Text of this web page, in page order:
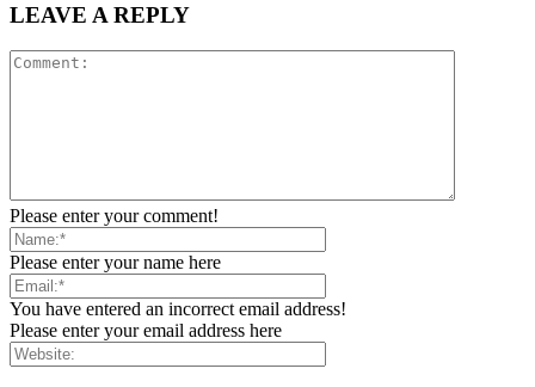
LEAVE A REPLY
Please enter your comment!
Please enter your name here
You have entered an incorrect email address!
Please enter your email address here